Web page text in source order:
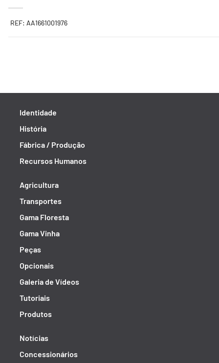
REF: AA1661001976
Identidade
História
Fábrica / Produção
Recursos Humanos
Agricultura
Transportes
Gama Floresta
Gama Vinha
Peças
Opcionais
Galeria de Vídeos
Tutoriais
Produtos
Notícias
Concessionários